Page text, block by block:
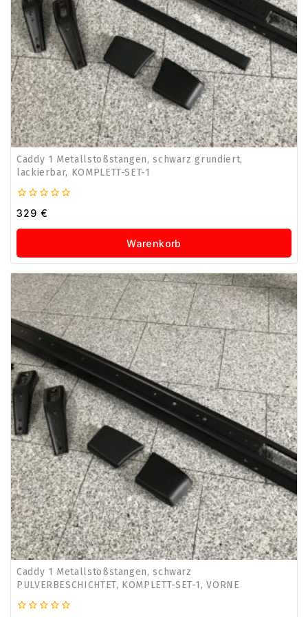
Caddy 1 Metallstoßstangen, schwarz grundiert,
lackierbar, KOMPLETT-SET-1
0
von
5
329 €
Warenkorb
Caddy 1 Metallstoßstangen, schwarz
PULVERBESCHICHTET, KOMPLETT-SET-1, VORNE